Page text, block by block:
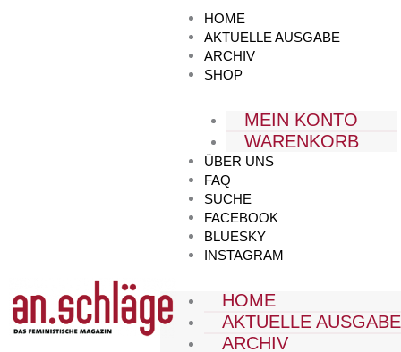
HOME
AKTUELLE AUSGABE
ARCHIV
SHOP
MEIN KONTO
WARENKORB
ÜBER UNS
FAQ
SUCHE
FACEBOOK
BLUESKY
INSTAGRAM
HOME
AKTUELLE AUSGABE
ARCHIV